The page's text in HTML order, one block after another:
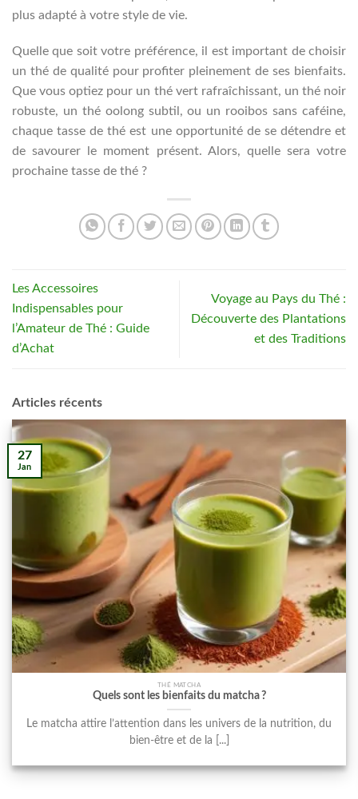
plus adapté à votre style de vie.
Quelle que soit votre préférence, il est important de choisir
un thé de qualité pour profiter pleinement de ses bienfaits.
Que vous optiez pour un thé vert rafraîchissant, un thé noir
robuste, un thé oolong subtil, ou un rooibos sans caféine,
chaque tasse de thé est une opportunité de se détendre et
de savourer le moment présent. Alors, quelle sera votre
prochaine tasse de thé ?
Les Accessoires
Indispensables pour
l’Amateur de Thé : Guide
d’Achat
Voyage au Pays du Thé :
Découverte des Plantations
et des Traditions
Articles récents
THÉ MATCHA
Quels sont les bienfaits du matcha ?
Le matcha attire l’attention dans les univers de la nutrition, du
bien-être et de la [...]
27
Jan